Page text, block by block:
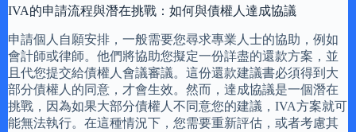
IVA的申請流程與潛在挑戰：如何與債權人達成協議
申請個人自願安排，一般需要您尋求專業人士的協助，例如
會計師或律師。他們將協助您擬定一份詳盡的還款方案，並
且代您提交給債權人會議審議。這份還款建議書必須得到大
部分債權人的同意，才會生效。然而，達成協議是一個潛在
挑戰，因為如果大部分債權人不同意您的建議，IVA方案就可
能無法執行。在這種情況下，您需要重新評估，或者考慮其